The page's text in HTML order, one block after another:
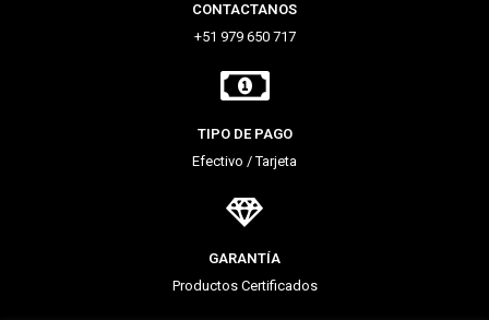
CONTACTANOS
+51 979 650 717
TIPO DE PAGO
Efectivo / Tarjeta
GARANTÍA
Productos Certificados